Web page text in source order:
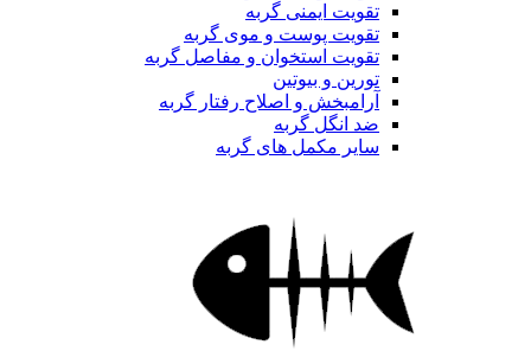
تقویت ایمنی گربه
تقویت پوست و موی گربه
تقویت استخوان و مفاصل گربه
تورین و بیوتین
آرامبخش و اصلاح رفتار گربه
ضد انگل گربه
سایر مکمل های گربه